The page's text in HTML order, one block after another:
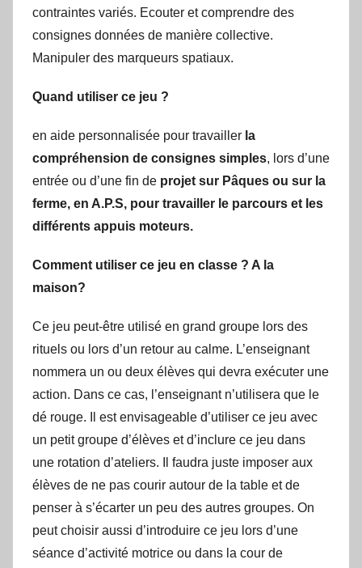
contraintes variés. Ecouter et comprendre des
consignes données de manière collective.
Manipuler des marqueurs spatiaux.
Quand utiliser ce jeu ?
en aide personnalisée pour travailler la
compréhension de consignes simples, lors d’une
entrée ou d’une fin de projet sur Pâques ou sur la
ferme, en A.P.S, pour travailler le parcours et les
différents appuis moteurs.
Comment utiliser ce jeu en classe ? A la
maison?
Ce jeu peut-être utilisé en grand groupe lors des
rituels ou lors d’un retour au calme. L’enseignant
nommera un ou deux élèves qui devra exécuter une
action. Dans ce cas, l’enseignant n’utilisera que le
dé rouge.
Il est envisageable d’utiliser ce jeu avec
un petit groupe d’élèves et d’inclure ce jeu dans
une rotation d’ateliers. Il faudra juste imposer aux
élèves de ne pas courir autour de la table et de
penser à s’écarter un peu des autres groupes. On
peut choisir aussi d’introduire ce jeu lors d’une
séance d’activité motrice ou dans la cour de